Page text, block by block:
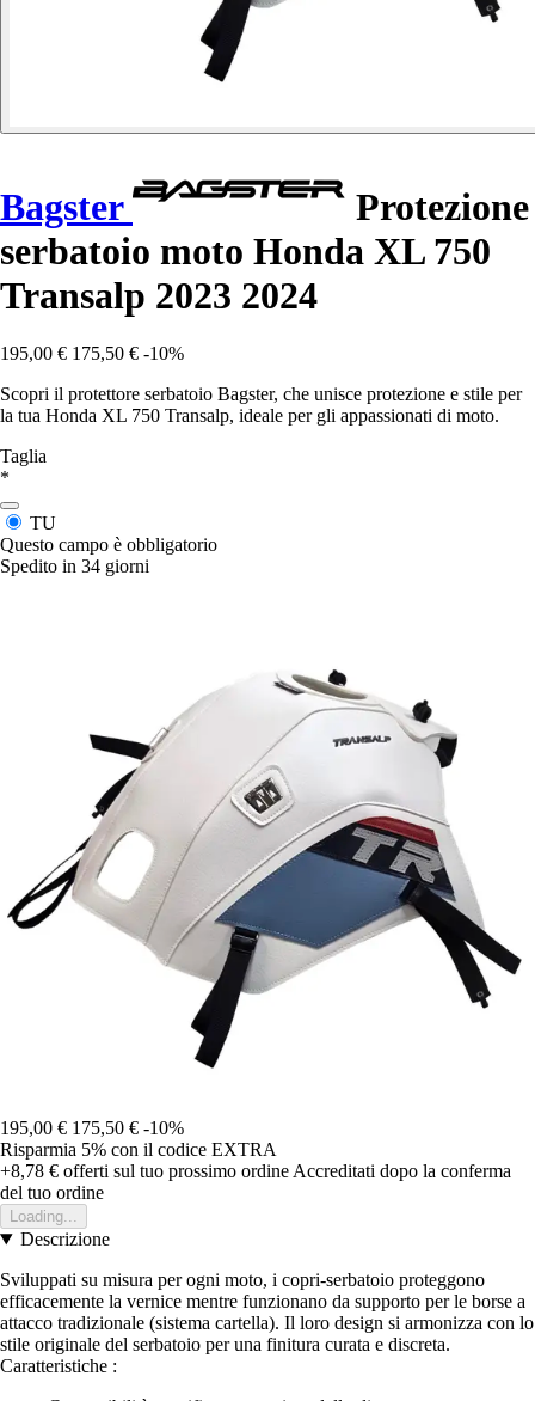
Bagster
Protezione
serbatoio moto Honda XL 750
Transalp 2023 2024
195,00 € 175,50 € -10%
Scopri il protettore serbatoio Bagster, che unisce protezione e stile per
la tua Honda XL 750 Transalp, ideale per gli appassionati di moto.
Taglia
*
TU
Questo campo è obbligatorio
Spedito in 34 giorni
195,00 € 175,50 € -10%
Risparmia 5% con il codice EXTRA
+8,78 € offerti sul tuo prossimo ordine Accreditati dopo la conferma
del tuo ordine
Loading...
Descrizione
Sviluppati su misura per ogni moto, i copri-serbatoio proteggono
efficacemente la vernice mentre funzionano da supporto per le borse a
attacco tradizionale (sistema cartella). Il loro design si armonizza con lo
stile originale del serbatoio per una finitura curata e discreta.
Caratteristiche :